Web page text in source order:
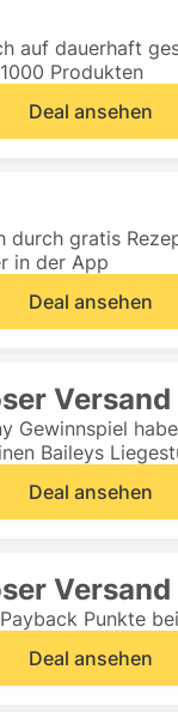
auf dauerhaft
Produkten
Deal ansehen
durch gratis
in der App
Deal ansehen
Versand
Gewinnspiel
Baileys
Deal ansehen
Versand
Punkte
Deal ansehen